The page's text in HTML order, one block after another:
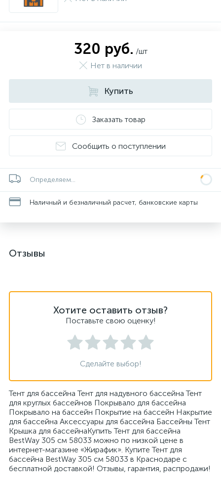
320 руб. /шт
Нет в наличии
Купить
Заказать товар
Сообщить о поступлении
Определяем...
Наличный и безналичный расчет, банковские карты
Отзывы
Хотите оставить отзыв?
Поставьте свою оценку!
Сделайте выбор!
Тент для бассейна Тент для надувного бассейна Тент
для круглых бассейнов Покрывало для бассейна
Покрывало на бассейн Покрытие на бассейн Накрытие
для бассейна Аксессуары для бассейна Бассейны Тент
Крышка для бассейнаКупить Тент для бассейна
BestWay 305 см 58033 можно по низкой цене в
интернет-магазине «Жирафик». Купите Тент для
бассейна BestWay 305 см 58033 в Краснодаре с
бесплатной доставкой! Отзывы, гарантия, распродажи!